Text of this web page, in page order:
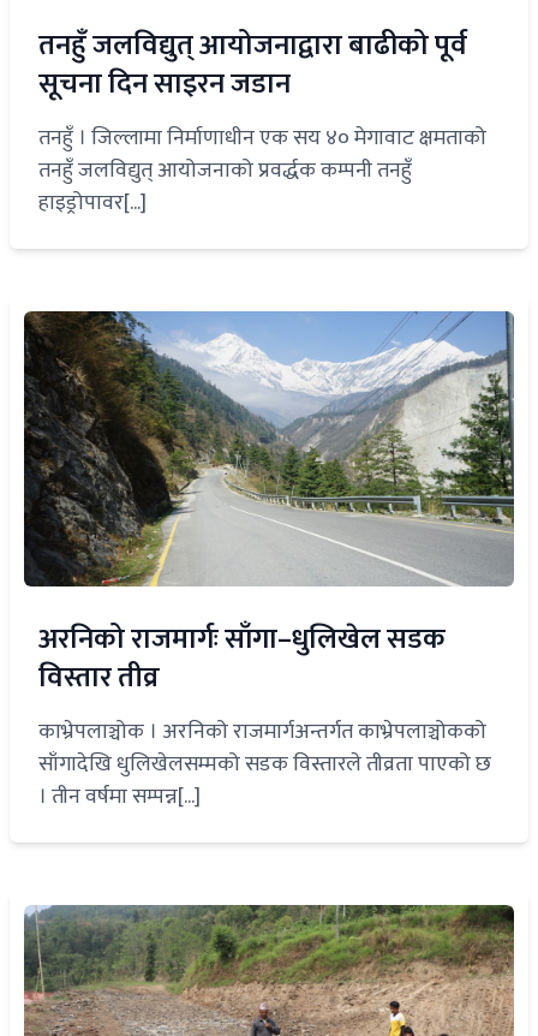
तनहुँ जलविद्युत् आयोजनाद्वारा बाढीको पूर्व
सूचना दिन साइरन जडान
तनहुँ । जिल्लामा निर्माणाधीन एक सय ४० मेगावाट क्षमताको
तनहुँ जलविद्युत् आयोजनाको प्रवर्द्धक कम्पनी तनहुँ
हाइड्रोपावर[...]
अरनिको राजमार्गः साँगा–धुलिखेल सडक
विस्तार तीव्र
काभ्रेपलाञ्चोक । अरनिको राजमार्गअन्तर्गत काभ्रेपलाञ्चोकको
साँगादेखि धुलिखेलसम्मको सडक विस्तारले तीव्रता पाएको छ
। तीन वर्षमा सम्पन्न[...]